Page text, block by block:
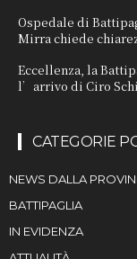
Ospedale di
Mirra chiede
Eccellenza, la
l’arrivo di Ciro
CATEGORIE
NEWS DALLA
BATTIPAGLIA
IN EVIDENZA